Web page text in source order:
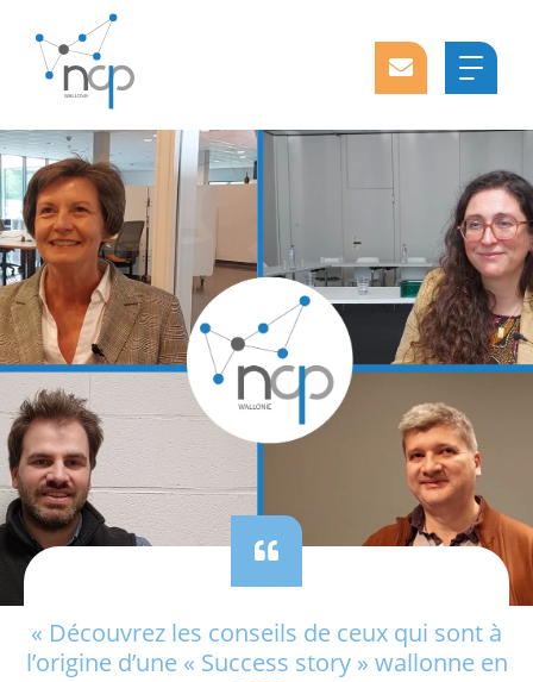
« Découvrez les conseils de ceux qui sont à
l’origine d’une « Success story » wallonne en